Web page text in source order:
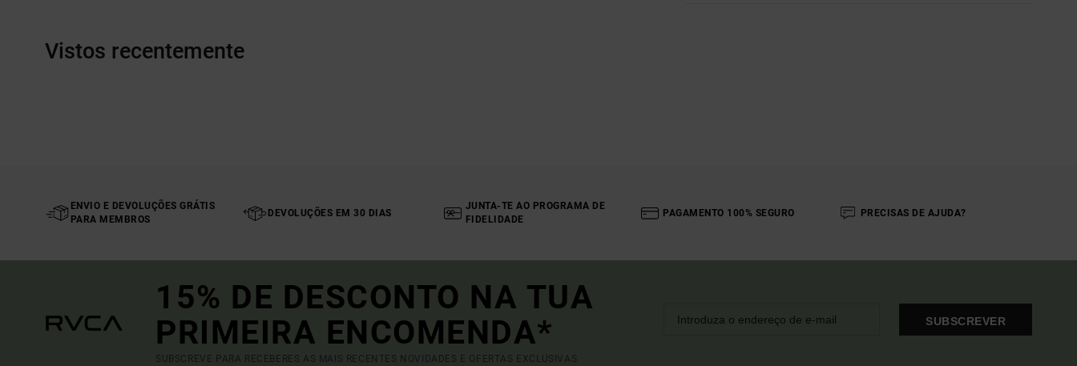
Vistos recentemente
ENVIO E DEVOLUÇÕES GRÁTIS
PARA MEMBROS
DEVOLUÇÕES EM 30 DIAS
JUNTA-TE AO PROGRAMA DE
FIDELIDADE
PAGAMENTO 100% SEGURO PRECISAS DE AJUDA?
15% DE DESCONTO NA TUA
PRIMEIRA ENCOMENDA*
SUBSCREVE PARA RECEBERES AS MAIS RECENTES NOVIDADES E OFERTAS EXCLUSIVAS.
SUBSCREVER